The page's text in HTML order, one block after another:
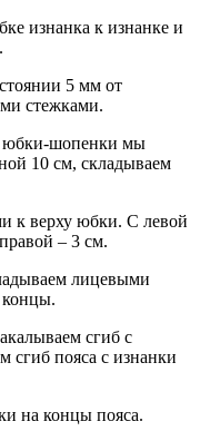
изнанка к изнанке и
5 мм от
стежками.
юбки-шопенки мы
10 см, складываем
к верху юбки. С левой
– 3 см.
лицевыми
концы.
сгиб с
пояса с изнанки
на концы пояса.